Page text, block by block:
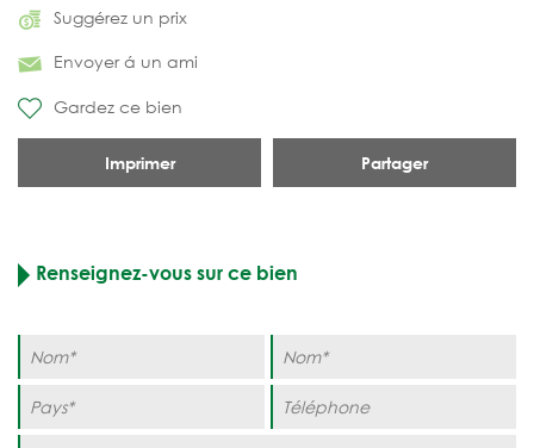
Suggérez un prix
Envoyer á un ami
Gardez ce bien
Imprimer Partager
Renseignez-vous sur ce bien